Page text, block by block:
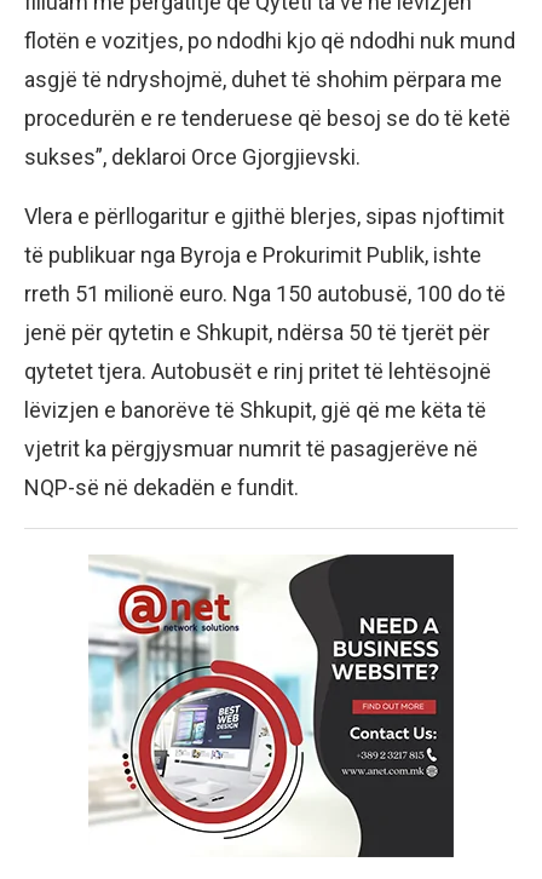
flotën e vozitjes, po ndodhi kjo që ndodhi nuk mund
asgjë të ndryshojmë, duhet të shohim përpara me
procedurën e re tenderuese që besoj se do të ketë
sukses”, deklaroi Orce Gjorgjievski.
Vlera e përllogaritur e gjithë blerjes, sipas njoftimit
të publikuar nga Byroja e Prokurimit Publik, ishte
rreth 51 milionë euro. Nga 150 autobusë, 100 do të
jenë për qytetin e Shkupit, ndërsa 50 të tjerët për
qytetet tjera. Autobusët e rinj pritet të lehtësojnë
lëvizjen e banorëve të Shkupit, gjë që me këta të
vjetrit ka përgjysmuar numrit të pasagjerëve në
NQP-së në dekadën e fundit.